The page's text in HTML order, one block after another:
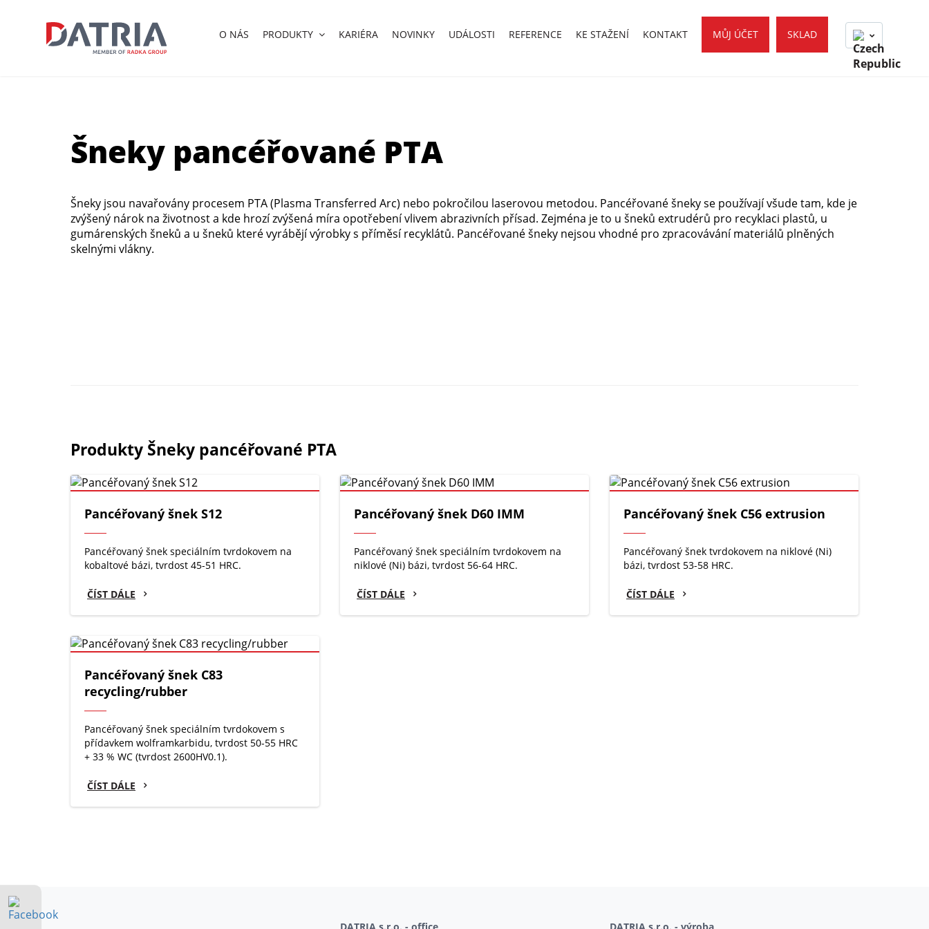
O NÁS PRODUKTY KARIÉRA NOVINKY UDÁLOSTI REFERENCE KE STAŽENÍ KONTAKT MŮJ ÚČET SKLAD
Šneky pancéřované PTA
Šneky jsou navařovány procesem PTA (Plasma Transferred Arc) nebo pokročilou laserovou metodou. Pancéřované šneky se používají všude tam, kde je
zvýšený nárok na životnost a kde hrozí zvýšená míra opotřebení vlivem abrazivních přísad. Zejména je to u šneků extrudérů pro recyklaci plastů, u
gumárenských šneků a u šneků které vyrábějí výrobky s příměsí recyklátů. Pancéřované šneky nejsou vhodné pro zpracovávání materiálů plněných
skelnými vlákny.
Produkty Šneky pancéřované PTA
Pancéřovaný šnek S12
Pancéřovaný šnek speciálním tvrdokovem na
kobaltové bázi, tvrdost 45-51 HRC.
ČÍST DÁLE
Pancéřovaný šnek D60 IMM
Pancéřovaný šnek speciálním tvrdokovem na
niklové (Ni) bázi, tvrdost 56-64 HRC.
ČÍST DÁLE
Pancéřovaný šnek C56 extrusion
Pancéřovaný šnek tvrdokovem na niklové (Ni)
bázi, tvrdost 53-58 HRC.
ČÍST DÁLE
Pancéřovaný šnek C83
recycling/rubber
Pancéřovaný šnek speciálním tvrdokovem s
přídavkem wolframkarbidu, tvrdost 50-55 HRC
+ 33 % WC (tvrdost 2600HV0.1).
ČÍST DÁLE